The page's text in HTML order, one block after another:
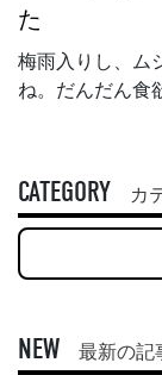
た
梅雨入りし、ム
ね。だんだん食
CATEGORY カ
NEW 最新の記